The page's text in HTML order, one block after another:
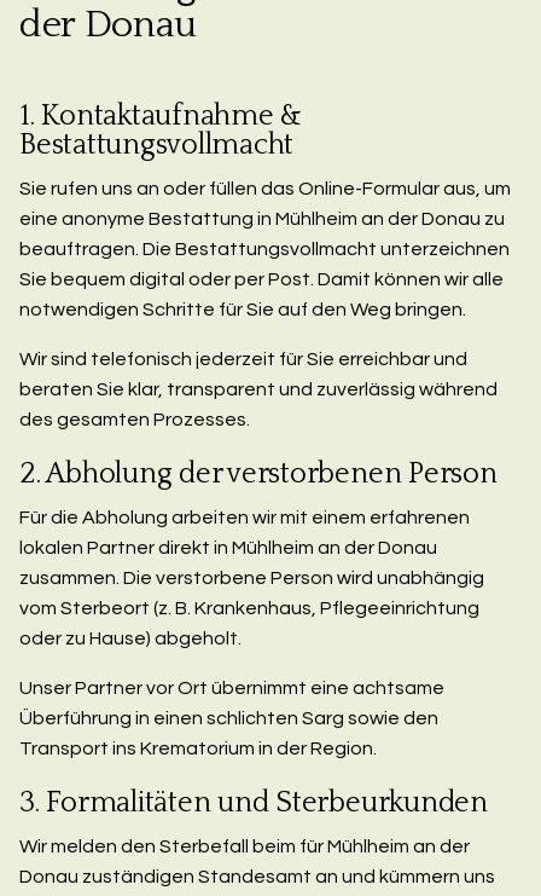
der Donau
1. Kontaktaufnahme &
Bestattungsvollmacht
Sie rufen uns an oder füllen das Online-Formular aus, um
eine anonyme Bestattung in Mühlheim an der Donau zu
beauftragen. Die Bestattungsvollmacht unterzeichnen
Sie bequem digital oder per Post. Damit können wir alle
notwendigen Schritte für Sie auf den Weg bringen.
Wir sind telefonisch jederzeit für Sie erreichbar und
beraten Sie klar, transparent und zuverlässig während
des gesamten Prozesses.
2. Abholung der verstorbenen Person
Für die Abholung arbeiten wir mit einem erfahrenen
lokalen Partner direkt in Mühlheim an der Donau
zusammen. Die verstorbene Person wird unabhängig
vom Sterbeort (z. B. Krankenhaus, Pflegeeinrichtung
oder zu Hause) abgeholt.
Unser Partner vor Ort übernimmt eine achtsame
Überführung in einen schlichten Sarg sowie den
Transport ins Krematorium in der Region.
3. Formalitäten und Sterbeurkunden
Wir melden den Sterbefall beim für Mühlheim an der
Donau zuständigen Standesamt an und kümmern uns